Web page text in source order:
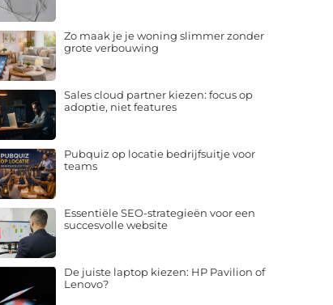
Zo maak je je woning slimmer zonder
grote verbouwing
Sales cloud partner kiezen: focus op
adoptie, niet features
Pubquiz op locatie bedrijfsuitje voor
teams
Essentiële SEO-strategieën voor een
succesvolle website
De juiste laptop kiezen: HP Pavilion of
Lenovo?